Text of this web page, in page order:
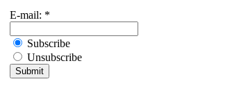
E-mail: *
Subscribe
Unsubscribe